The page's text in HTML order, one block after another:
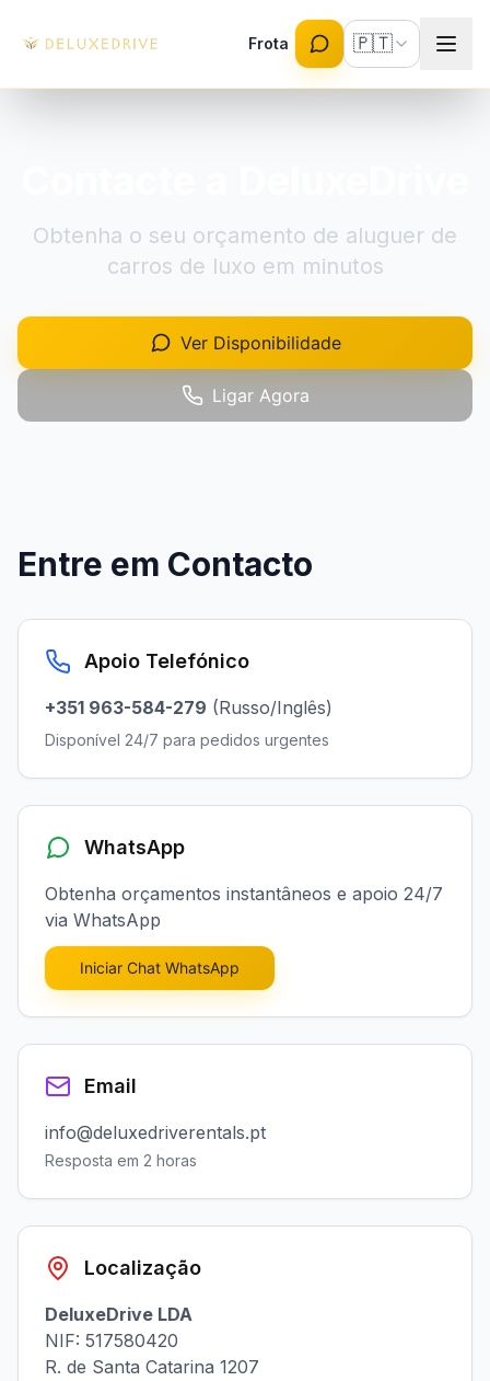
Frota 🇵🇹
Obtenha o seu orçamento de aluguer de
carros de luxo em minutos
Ver Disponibilidade
Ligar Agora
Entre em Contacto
Apoio Telefónico
+351 963-584-279 (Russo/Inglês)
Disponível 24/7 para pedidos urgentes
WhatsApp
Obtenha orçamentos instantâneos e apoio 24/7
via WhatsApp
Iniciar Chat WhatsApp
Email
info@deluxedriverentals.pt
Resposta em 2 horas
Localização
DeluxeDrive LDA
NIF: 517580420
R. de Santa Catarina 1207